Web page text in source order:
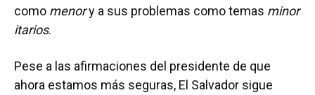
como menory a sus problemas como temas minor
itarios.
Pese a las afirmaciones del presidente de que
ahora estamos más seguras, El Salvador sigue